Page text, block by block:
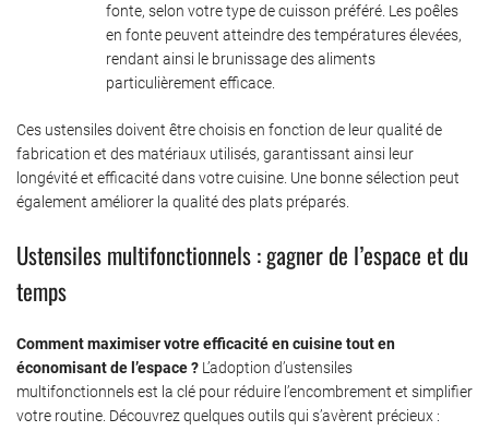
fonte, selon votre type de cuisson préféré. Les poêles
en fonte peuvent atteindre des températures élevées,
rendant ainsi le brunissage des aliments
particulièrement efficace.
Ces ustensiles doivent être choisis en fonction de leur qualité de
fabrication et des matériaux utilisés, garantissant ainsi leur
longévité et efficacité dans votre cuisine. Une bonne sélection peut
également améliorer la qualité des plats préparés.
Ustensiles multifonctionnels : gagner de l’espace et du
temps
Comment maximiser votre efficacité en cuisine tout en
économisant de l’espace ? L’adoption d’ustensiles
multifonctionnels est la clé pour réduire l’encombrement et simplifier
votre routine. Découvrez quelques outils qui s’avèrent précieux :